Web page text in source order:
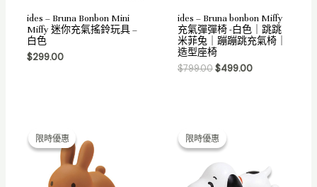
ides – Bruna Bonbon Mini
Miffy 迷你充氣搖鈴玩具 –
白色
$299.00
ides – Bruna bonbon Miffy
充氣彈彈椅 -白色｜跳跳
米菲兔｜蹦蹦跳充氣椅｜
造型座椅
$799.00 $499.00
限時優惠
限時優惠
price
was:
$799.00.
限時優惠
限時優惠
price
was:
$599.00.